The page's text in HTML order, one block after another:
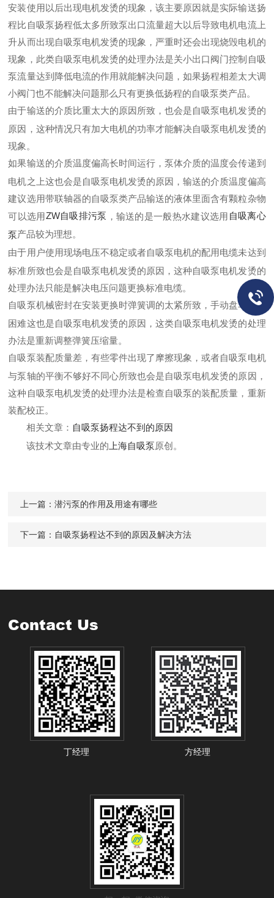
安装使用以后出现电机发烫的现象，该主要原因就是实际输送扬
程比自吸泵扬程低太多所致泵出口流量超大以后导致电机电流上
升从而出现自吸泵电机发烫的现象，严重时还会出现烧毁电机的
现象，此类自吸泵电机发烫的处理办法是关小出口阀门控制自吸
泵流量达到降低电流的作用就能解决问题，如果扬程相差太大调
小阀门也不能解决问题那么只有更换低扬程的自吸泵类产品。
由于输送的介质比重太大的原因所致，也会是自吸泵电机发烫的
原因，这种情况只有加大电机的功率才能解决自吸泵电机发烫的
现象。
如果输送的介质温度偏高长时间运行，泵体介质的温度会传递到
电机之上这也会是自吸泵电机发烫的原因，输送的介质温度偏高
建议选用带联轴器的自吸泵类产品输送的液体里面含有颗粒杂物
可以选用ZW自吸排污泵 ，输送的是一般热水建议选用 自吸离心
泵产品较为理想。
由于用户使用现场电压不稳定或者自吸泵电机的配用电缆未达到
标准所致也会是自吸泵电机发烫的原因，这种自吸泵电机发烫的
处理办法只能是解决电压问题更换标准电缆。
自吸泵机械密封在安装更换时弹簧调的太紧所致，手动盘车就很
困难这也是自吸泵电机发烫的原因，这类自吸泵电机发烫的处理
办法是重新调整弹簧压缩量。
自吸泵装配质量差，有些零件出现了摩擦现象，或者自吸泵电机
与泵轴的平衡不够好不同心所致也会是自吸泵电机发烫的原因，
这种自吸泵电机发烫的处理办法是检查自吸泵的装配质量，重新
装配校正。
相关文章： 自吸泵扬程达不到的原因
该技术文章由专业的 上海自吸泵原创。
上一篇：潜污泵的作用及用途有哪些
下一篇： 自吸泵扬程达不到的原因及解决方法
Contact Us
丁经理 方经理